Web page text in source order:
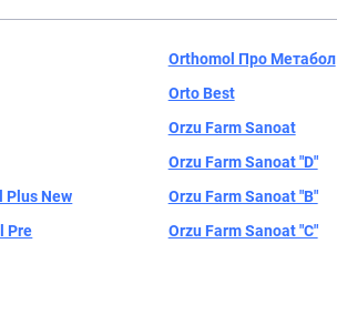
Plus New
Pre
Orthomol Про Метабол
Orto Best
Orzu Farm Sanoat
Orzu Farm Sanoat "D"
Orzu Farm Sanoat "В"
Orzu Farm Sanoat "С"